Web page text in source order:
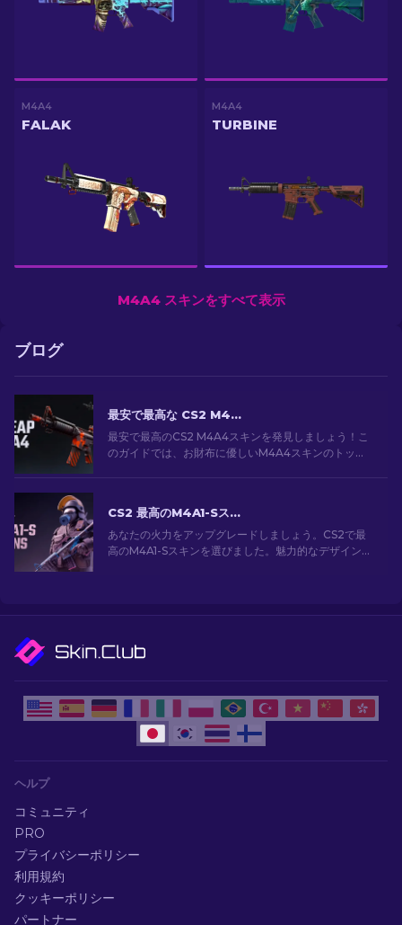
M4A4
FALAK
M4A4
TURBINE
M4A4 スキンをすべて表示
ブログ
最安で最高な CS2 M4A4 スキン [2026]
最安で最高のCS2 M4A4スキンを発見しましょう！こ
のガイドでは、お財布に優しいM4A4スキンのトップ
CS2 最高のM4A1-Sスキン [2026]
あなたの火力をアップグレードしましょう。CS2で最
高のM4A1-Sスキンを選びました。魅力的なデザインの
ヘルプ
コミュニティ
PRO
プライバシーポリシー
利用規約
クッキーポリシー
パートナー